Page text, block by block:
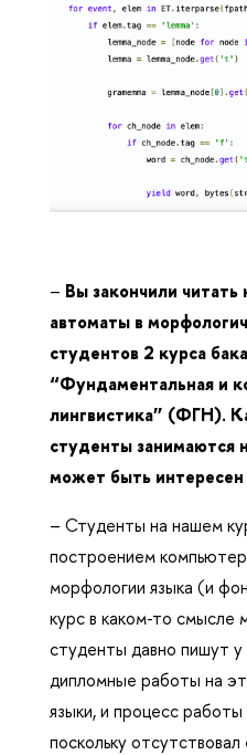
– Вы закончили
автоматы в
студентов 2 курса
“Фундаментальная и
лингвистика” (ФГН).
студенты занимаются
может быть
– Студенты на нашем
построением
морфологии языка (и
курс в каком-то смысле
студенты давно пишут
дипломные работы на
языки, и процесс
поскольку